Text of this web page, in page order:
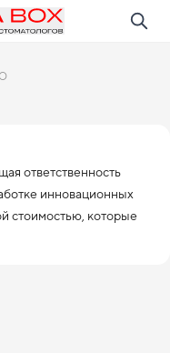
ответственность
инновационных
стоимостью, которые
и здравоохранение во